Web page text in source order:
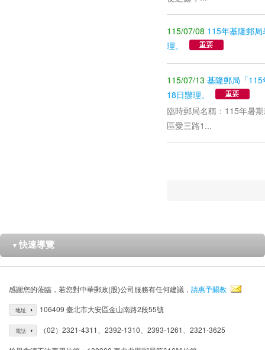
115/07/08 115年基隆郵
理。
115/07/13 基隆郵局「
18日辦理。
臨時郵局名稱：115年暑
區愛三路1...
▼ 快速導覽
感謝您的蒞臨，若您對中華郵政(股)公司服務有任何建議， 請惠予賜教
地址 106409 臺北市大安區金山南路2段55號
電話 （02）2321-4311、2392-1310、2393-1261、2321-3625